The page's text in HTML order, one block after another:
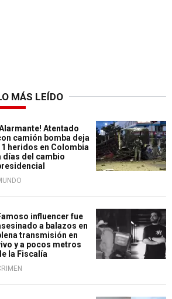
MÁS LEÍDO
Atentado
camión bomba deja
heridos en Colombia
días del cambio
influencer fue
a balazos en
transmisión en
y a pocos metros
la Fiscalía